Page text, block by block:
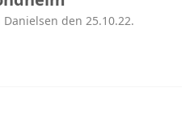
den 25.10.22.